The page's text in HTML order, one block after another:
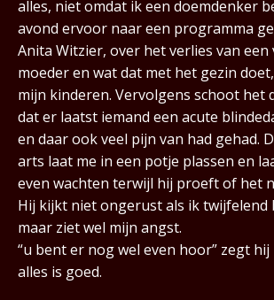
alles, niet omdat ik een doemdenker
avond ervoor naar een programma
Anita Witzier, over het verlies van een
moeder en wat dat met het gezin
mijn kinderen. Vervolgens schoot het
dat er laatst iemand een acute
en daar ook veel pijn van had gehad.
arts laat me in een potje plassen en
even wachten terwijl hij proeft of het
Hij kijkt niet ongerust als ik twijfelend
maar ziet wel mijn angst.
“u bent er nog wel even hoor” zegt hij
alles is goed.